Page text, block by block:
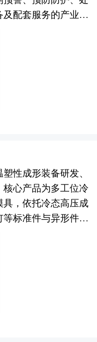
联网、大数据等技
运维服务精细化、
深度调查也突破传
技术迭代路径、产
分场景需求变迁及
度解析与趋势研
华咨询公司领衔撰
国家海关总署、全
监测中心、中国行
刊杂志媒体提供的
智能电表行业的发
对我国行业市场情
势以及行业投资情
的发展进行了探
资部门、研究机构
，把握智能电表行
供重要参考的依
端手机主摄、车载高
像等高端领域，索
与市场份额的绝对
结构性挑战：在制
栈式背照、双层晶
仍依赖海外代工与
、像素电路设计及
足；在应用生态层
竞赛边际效益递
安全及定制化提出
端替代加速、高端
展特征，技术创新
心路径。 展望未
能视觉深化与自主
配置持续升级、汽
机器视觉与机器人
替代，将为图像传
AI计算摄影、事件
）、近红外增强及3D
，则为产业变革注
配套服务的产业体
心品类。作为国家
装备兼具公益性与
、电子信息等高端
安全生产与民生安
安全体系与应急能
也是全球各国强化
需求扩容、格局
频发，各国持续加
装备市场需求稳步
际市场中，欧美企业
与全球化布局，在
，主导全球市场竞
依托政策强力支
快速增长，成为全
内产业已形成门类
，本土企业在中低
智能装备、核心零
国际领先企业在技
性成形装备研发、
心产品为多工位冷
，依托冷态高压成
标准件与异形件高
电子接插件等领域
械制造、汽车、航
域，是工业母机体
期高端装备自主
领域。 当前全球
分化、技术迭代的